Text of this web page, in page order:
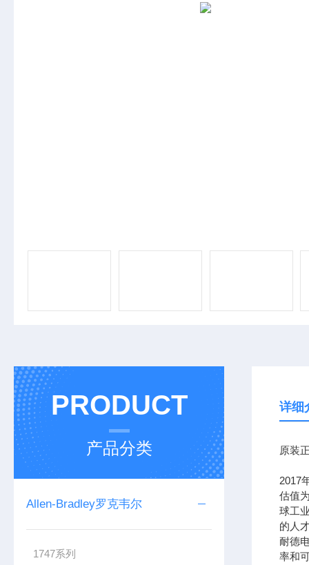
PRODUCT
产品分类
Allen-Bradley罗克韦尔
1747系列
详细
原装
2017
估值
球工
的人
耐德
率和